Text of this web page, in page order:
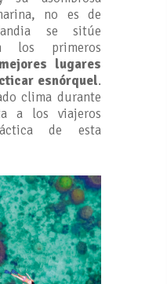
no es de
se sitúe
los primeros
lugares
esnórquel.
clima durante
a los viajeros
de esta